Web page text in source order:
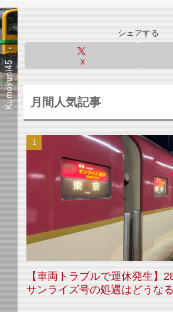
シェアする
X
月間人気記事
【車両トラブルで運休発生】
サンライズ号の処遇はどうな